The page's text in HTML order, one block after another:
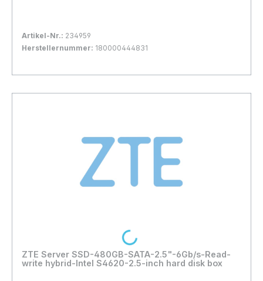
Artikel-Nr.: 234959
Herstellernummer: 180000444831
In den Warenkorb
ZTE Server SSD-480GB-SATA-2.5"-6Gb/s-Read-
write hybrid-Intel S4620-2.5-inch hard disk box
Loading...